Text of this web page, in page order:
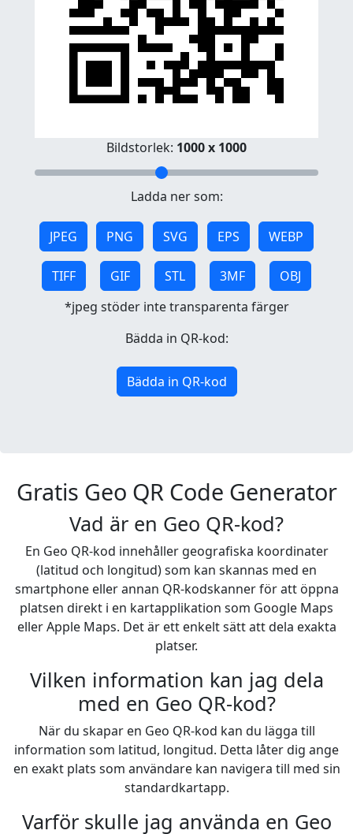
Bildstorlek: 1000 x 1000
Ladda ner som:
JPEG PNG SVG EPS WEBP
TIFF GIF STL 3MF
OBJ
*jpeg stöder inte transparenta färger
Bädda in QR-kod:
Bädda in QR-kod
Gratis Geo QR Code Generator
Vad är en Geo QR-kod?
En Geo QR-kod innehåller geografiska koordinater
(latitud och longitud) som kan skannas med en
smartphone eller annan QR-kodskanner för att öppna
platsen direkt i en kartapplikation som Google Maps
eller Apple Maps. Det är ett enkelt sätt att dela exakta
platser.
Vilken information kan jag dela
med en Geo QR-kod?
När du skapar en Geo QR-kod kan du lägga till
information som latitud, longitud. Detta låter dig ange
en exakt plats som användare kan navigera till med sin
standardkartapp.
Varför skulle jag använda en Geo